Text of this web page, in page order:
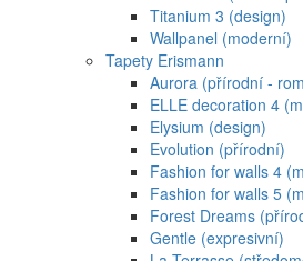
Titanium 3 (design)
Wallpanel (moderní)
Tapety Erismann
Aurora (přírodní -
ELLE decoration 4
Elysium (design)
Evolution (přírodní)
Fashion for walls 4
Fashion for walls 5
Forest Dreams
Gentle (expresivní)